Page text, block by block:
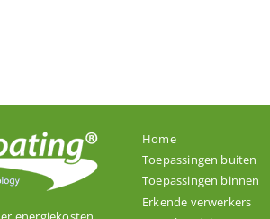
Home
Toepassingen buiten
Toepassingen binnen
Erkende verwerkers